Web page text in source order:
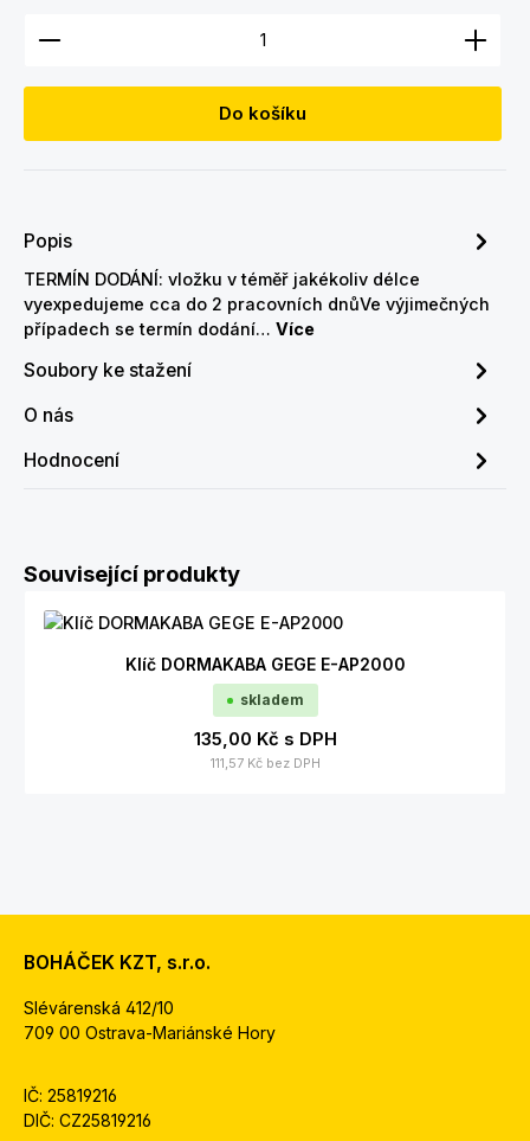
Množství produktu: Zadejte požadované
Do košíku
Popis
TERMÍN DODÁNÍ: vložku v téměř jakékoliv délce
vyexpedujeme cca do 2 pracovních dnůVe výjimečných
případech se termín dodání… Více
Soubory ke stažení
O nás
Hodnocení
Přeskočit galerii produktů
Související produkty
Klíč DORMAKABA GEGE E-AP2000
skladem
135,00 Kč s DPH
111,57 Kč bez DPH
BOHÁČEK KZT, s.r.o.
Slévárenská 412/10
709 00 Ostrava-Mariánské Hory
IČ: 25819216
DIČ: CZ25819216